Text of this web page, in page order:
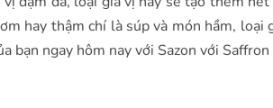
hay thậm chí là súp và món hầm, loại
bạn ngay hôm nay với Sazon với